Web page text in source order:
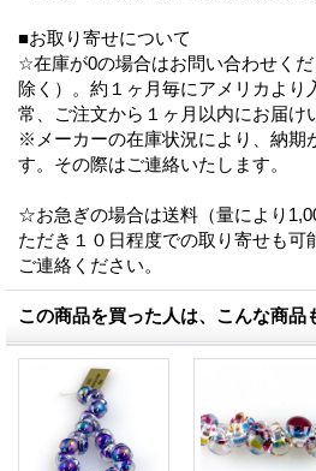
■お取り寄せについて
☆在庫が0の場合はお問い合わせく
除く）。約１ヶ月毎にアメリカより
常、ご注文から１ヶ月以内にお届け
※メーカーの在庫状況により、納期
す。その際はご連絡いたします。
☆お急ぎの場合は送料（量により
ただき１０日程度での取り寄せも可
ご連絡ください。
この商品を買った人は、こんな商品